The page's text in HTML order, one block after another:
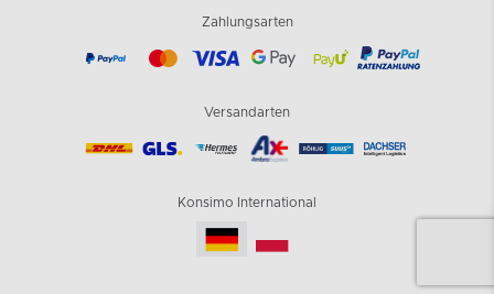
Zahlungsarten
Versandarten
Konsimo International